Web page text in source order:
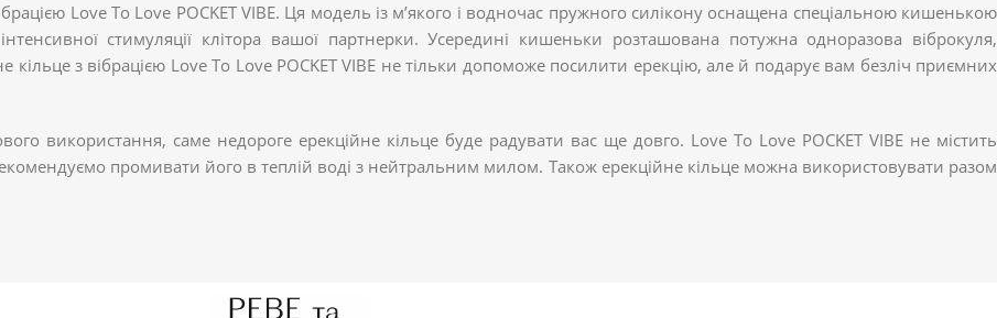
Love To Love POCKET VIBE. Ця модель із м’якого і водночас пружного силікону оснащена спеціальною кишенькою
стимуляції клітора вашої партнерки. Усередині кишеньки розташована потужна одноразова віброкуля,
з вібрацією Love To Love POCKET VIBE не тільки допоможе посилити ерекцію, але й подарує вам безліч приємних
використання, саме недороге ерекційне кільце буде радувати вас ще довго. Love To Love POCKET VIBE не містить
промивати його в теплій воді з нейтральним милом. Також ерекційне кільце можна використовувати разом